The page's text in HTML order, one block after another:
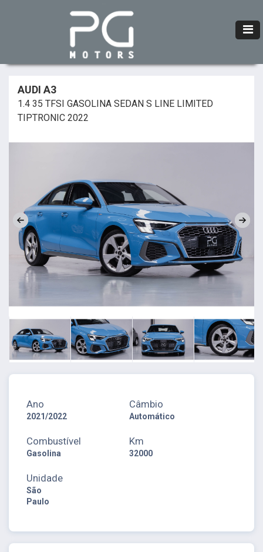
AUDI A3
1.4 35 TFSI GASOLINA SEDAN S LINE LIMITED
TIPTRONIC 2022
Ano
2021/2022
Câmbio
Automático
Combustível
Gasolina
Km
32000
Unidade
São
Paulo